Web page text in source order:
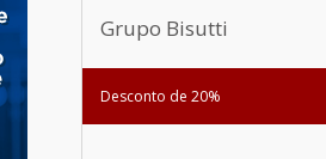
Grupo Bisutti
Desconto de 20%